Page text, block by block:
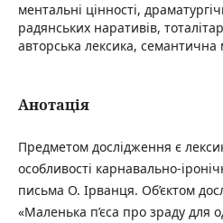
ментальні цінності,
радянських наративів,
авторська лексика,
Анотація
Предметом дослідження є
особливості карнавально-
письма О. Ірванця. Об’єктом
«Маленька п’єса про зраду для